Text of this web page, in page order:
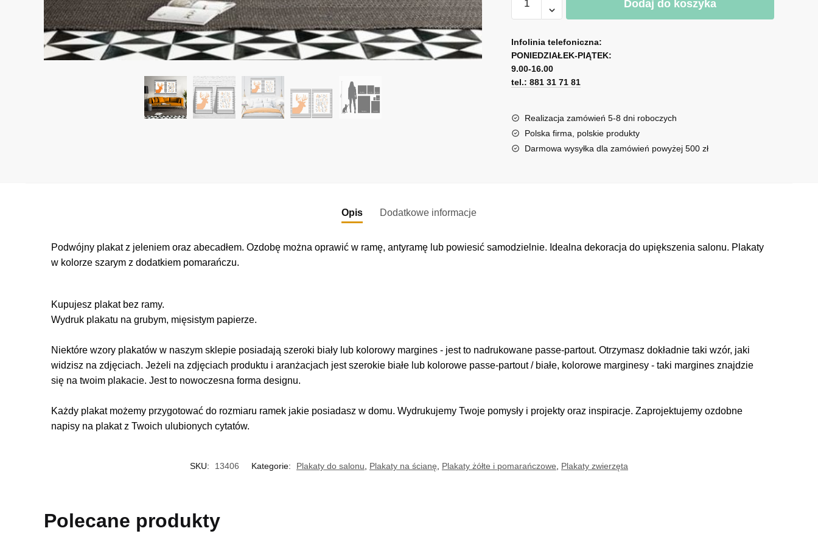
Dwa
z
literami
i
jeleniem
Dodaj do koszyka
l
t
e
r
a
t
i
Infolinia telefoniczna:
PONIEDZIAŁEK-PIĄTEK:
9.00-16.00
tel.: 881 31 71 81
Realizacja zamówień 5-8 dni roboczych
Polska firma, polskie produkty
Darmowa wysyłka dla zamówień powyżej 500 zł
Opis Dodatkowe informacje
Podwójny plakat z jeleniem oraz abecadłem. Ozdobę można oprawić w ramę, antyramę lub powiesić samodzielnie. Idealna dekoracja do upiększenia salonu. Plakaty
w kolorze szarym z dodatkiem pomarańczu.
Kupujesz plakat bez ramy.
Wydruk plakatu na grubym, mięsistym papierze.
Niektóre wzory plakatów w naszym sklepie posiadają szeroki biały lub kolorowy margines - jest to nadrukowane passe-partout. Otrzymasz dokładnie taki wzór, jaki
widzisz na zdjęciach. Jeżeli na zdjęciach produktu i aranżacjach jest szerokie białe lub kolorowe passe-partout / białe, kolorowe marginesy - taki margines znajdzie
się na twoim plakacie. Jest to nowoczesna forma designu.
Każdy plakat możemy przygotować do rozmiaru ramek jakie posiadasz w domu. Wydrukujemy Twoje pomysły i projekty oraz inspiracje. Zaprojektujemy ozdobne
napisy na plakat z Twoich ulubionych cytatów.
SKU: 13406 Kategorie: Plakaty do salonu, Plakaty na ścianę, Plakaty żółte i pomarańczowe, Plakaty zwierzęta
Polecane produkty